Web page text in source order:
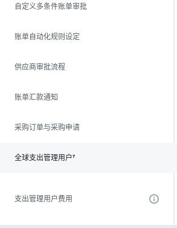
自定义多条件账单审批
账单自动化规则设定
供应商审批流程
账单汇款通知
采购订单与采购申请
全球支出管理用户⁷
支出管理用户费用